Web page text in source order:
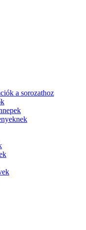
a sorozathoz